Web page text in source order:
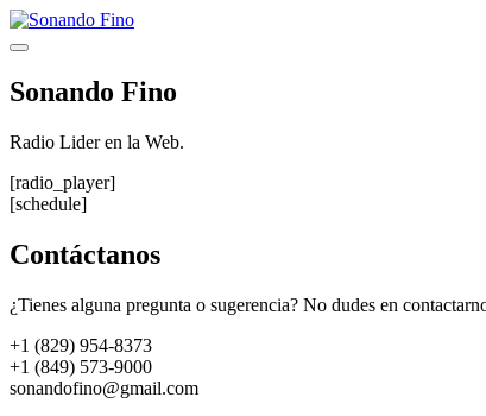
Saltar
al
Menú
Sonando Fino
Radio Lider en la Web.
[radio_player]
[schedule]
Contáctanos
¿Tienes alguna pregunta o sugerencia? No dudes en
+1 (829) 954-8373
+1 (849) 573-9000
sonandofino@gmail.com